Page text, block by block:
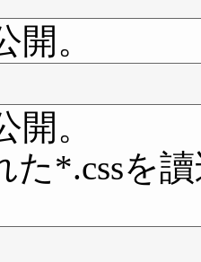
開。
開。
た*.cssを